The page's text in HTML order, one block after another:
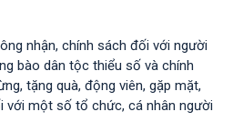
nhận, chính sách đối với người
bào dân tộc thiểu số và chính
tặng quà, động viên, gặp mặt,
với một số tổ chức, cá nhân người